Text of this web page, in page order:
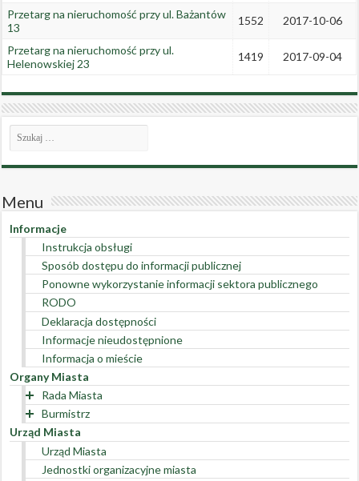
Przetarg na nieruchomość przy ul. Bażantów
13
1552 2017-10-06
Przetarg na nieruchomość przy ul.
Helenowskiej 23
1419 2017-09-04
Menu
Informacje
Instrukcja obsługi
Sposób dostępu do informacji publicznej
Ponowne wykorzystanie informacji sektora publicznego
RODO
Deklaracja dostępności
Informacje nieudostępnione
Informacja o mieście
Organy Miasta
Rada Miasta
VIII kadencja 2018-2024
Skład Rady Miasta VIII kadencji
Adresy e-mail Radnych Miasta
Oświadczenia majątkowe Radnych Miasta VIII kadencji
VII kadencja 2014-2018
Skład Rady Miasta VII kadencji
Adresy e-mail Radnych Miasta
VI kadencja 2010-2014
Skład Rady Miasta VI kadencji i oświadczenia majątkowe
V kadencja 2006-2010
Burmistrz
Burmistrz Miasta kadencji 2018-2024
Burmistrz Miasta kadencji 2014-2018
Burmistrz Miasta kadencji 2010-2014
Urząd Miasta
Urząd Miasta
Jednostki organizacyjne miasta